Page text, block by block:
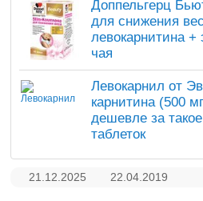
Доппельгерц
для снижения
левокарнитина +
чая
Левокарнил от
карнитина (500
дешевле за
таблеток
21.12.2025 22.04.2019